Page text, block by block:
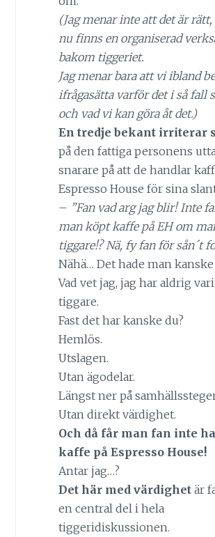
(Jag menar inte att det är
nu finns en organiserad
bakom tiggeriet.
Jag menar bara att vi ibland
ifrågasätta varför det i så fall
och vad vi kan göra åt det.)
En tredje bekant irriterar
på den fattiga personens
snarare på att de handlar
Espresso House för sina
– ”Fan vad arg jag blir! Inte
man köpt kaffe på EH om
tiggare!? Nä, fy fan för sån´t
Nähä… Det hade man
Vad vet jag, jag har aldrig
tiggare.
Fast det har kanske du?
Hemlös.
Utslagen.
Utan ägodelar.
Längst ner på
Utan direkt värdighet.
Och då får man fan inte
kaffe på Espresso House!
Antar jag…?
Det här med värdighetär
en central del i hela
tiggeridiskussionen.